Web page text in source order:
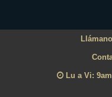
Lu a Vi: 9am